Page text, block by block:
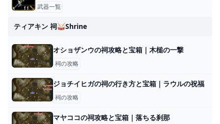
武器一覧
ティアキン 祠🥁shrine
オショザンウの祠攻略と宝箱｜木槌の一撃
祠の攻略
ジョチイヒガの祠の行き方と宝箱｜ラウルの祝福
祠の攻略
マヤココの祠攻略と宝箱｜落ちる刹那